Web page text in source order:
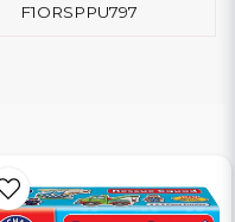
F1ORSPPU797